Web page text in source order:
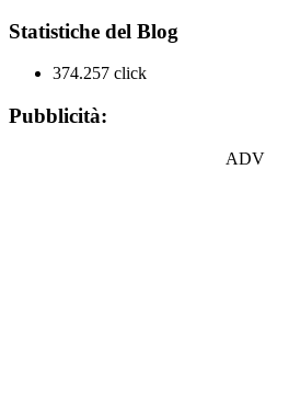
Statistiche del Blog
374.257 click
Pubblicità:
ADV